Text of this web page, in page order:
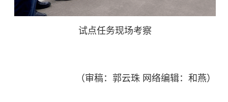
试点任务现场考察
（审稿：郭云珠 网络编辑：和燕）